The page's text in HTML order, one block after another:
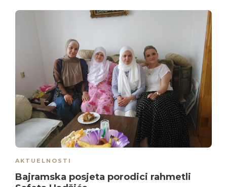
AKTUELNOSTI
Bajramska posjeta porodici rahmetli